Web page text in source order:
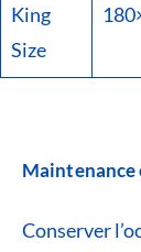
King
Size
Maintenance
Conserver